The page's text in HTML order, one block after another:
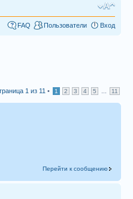
FAQ Пользователи Вход
1 из 11 • 1 2 3 4 5 11
Перейти к сообщению